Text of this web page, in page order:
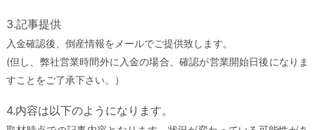
3.記事提供
入金確認後、倒産情報をメールでご提供致します。
(但し、弊社営業時間外に入金の場合、確認が営業開始日後になりま
すことをご了承下さい。）
4.内容は以下のようになります。